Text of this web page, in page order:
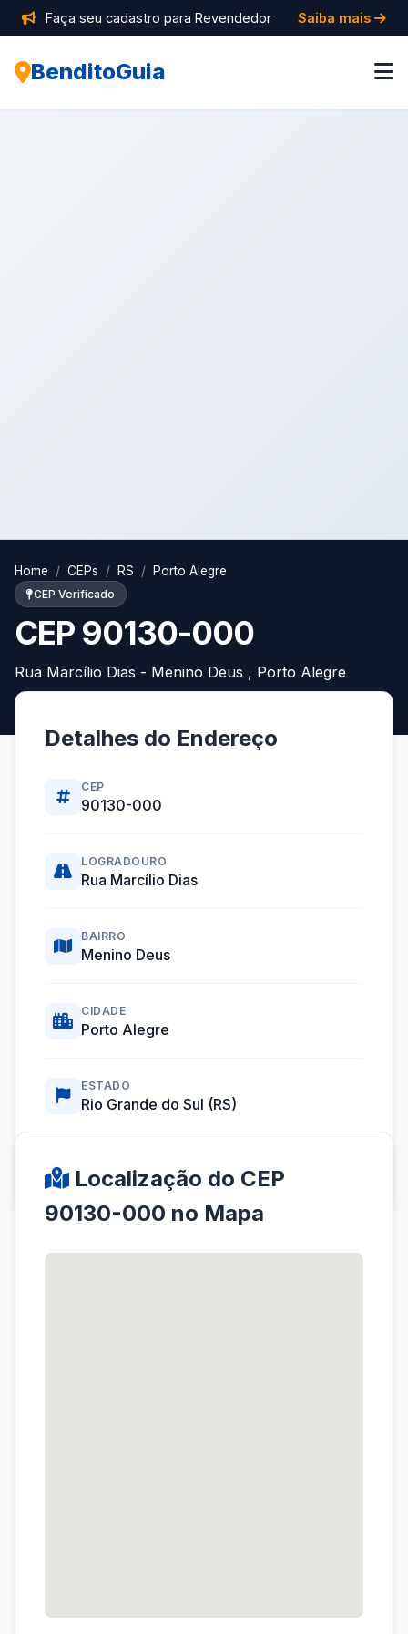
Faça seu cadastro para Revendedor Saiba mais
BenditoGuia
Home CEPs RS Porto Alegre
CEP Verificado
CEP 90130-000
Rua Marcílio Dias - Menino Deus , Porto Alegre
Detalhes do Endereço
CEP
90130-000
LOGRADOURO
Rua Marcílio Dias
BAIRRO
Menino Deus
CIDADE
Porto Alegre
ESTADO
Rio Grande do Sul (RS)
Localização do CEP
90130-000 no Mapa